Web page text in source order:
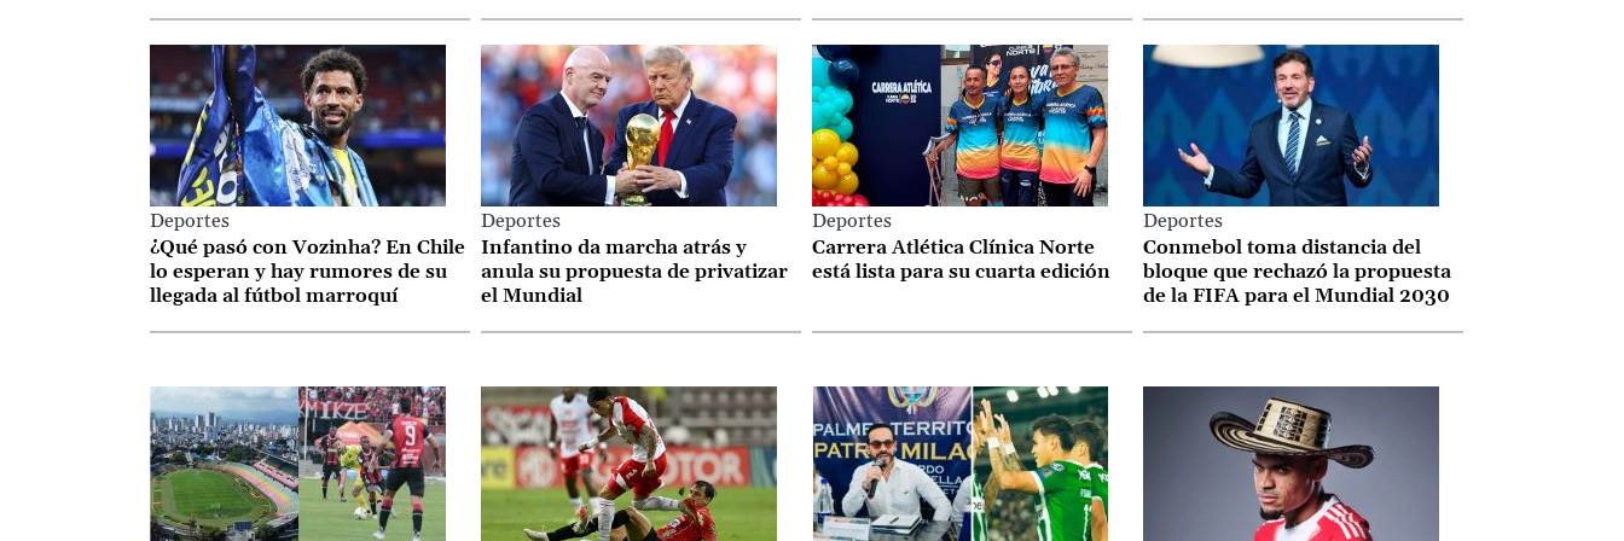
Deportes
¿Qué pasó con Vozinha? En Chile
lo esperan y hay rumores de su
llegada al fútbol marroquí
Deportes
Infantino da marcha atrás y
anula su propuesta de privatizar
el Mundial
Deportes
Carrera Atlética Clínica Norte
está lista para su cuarta edición
Deportes
Conmebol toma distancia del
bloque que rechazó la propuesta
de la FIFA para el Mundial 2030